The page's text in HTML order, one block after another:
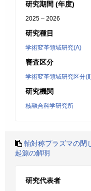
研究期間 (年度)
2025 – 2026
研究種目
学術変革領域研究(A)
審査区分
学術変革領域研究区分
研究機関
核融合科学研究所
軸対称プラズマの閉
起源の解明
研究代表者